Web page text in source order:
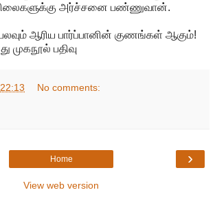
அர்ச்சனை பண்ணுவான்.
ஆரிய பார்ப்பானின் குணங்கள் ஆகும்!
முகநூல் பதிவு
22:13 No comments:
›
Home
View web version